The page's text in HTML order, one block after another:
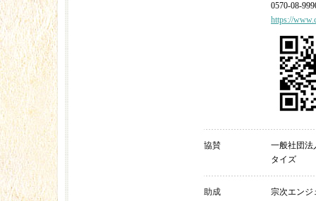
0570-08-
https://
協賛
一般社団法
タイズ
助成
宗次エンジ